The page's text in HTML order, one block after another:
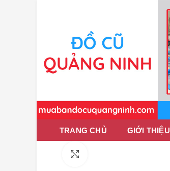
TRANG CHỦ GIỚI THIỆU